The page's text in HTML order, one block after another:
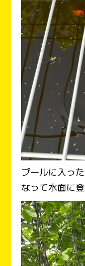
プールに入っ
なって水面に登